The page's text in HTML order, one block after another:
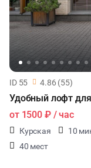
ID 55 4.86 (55)
от 1500 ₽/ час
Курская 10
40 мест